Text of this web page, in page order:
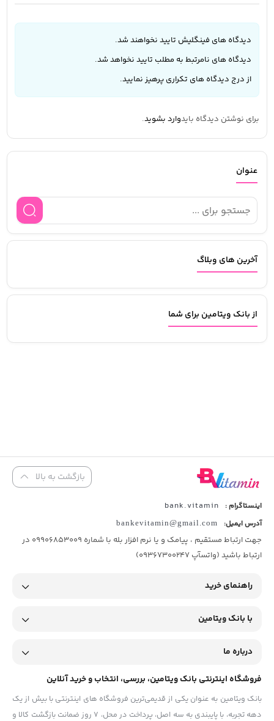
دیدگاه های فینگلیش تایید نخواهند شد.
دیدگاه های نامرتبط به مطلب تایید نخواهد شد.
از درج دیدگاه های تکراری پرهیز نمایید.
برای نوشتن دیدگاه بایدوارد بشوید.
عنوان
آخرین های وبلاگ
از بانک ویتامین برای شما
بازگشت به بالا
اینستاگرام : bank.vitamin
آدرس ایمیل: bankevitamin@gmail.com
جهت ارتباط مستقیم ، پیامک و یا نرم افزار بله با شماره 09906853009 در
ارتباط باشید (واتسآپ 09367300247)
راهنمای خرید
با بانک ویتامین
درباره ما
فروشگاه اینترنتی بانک ویتامین، بررسی، انتخاب و خرید آنلاین
بانک ویتامین به عنوان یکی از قدیمی‌ترین فروشگاه های اینترنتی با بیش از یک
دهه تجربه، با پایبندی به سه اصل، پرداخت در محل، ۷ روز ضمانت بازگشت کالا و